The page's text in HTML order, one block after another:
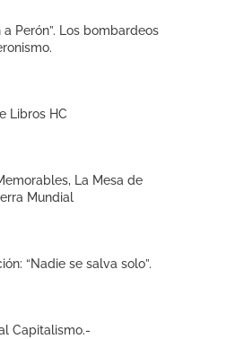
a Perón”. Los bombardeos
Libros HC
La Mesa de
Mundial
“Nadie se salva solo”.
Capitalismo.-